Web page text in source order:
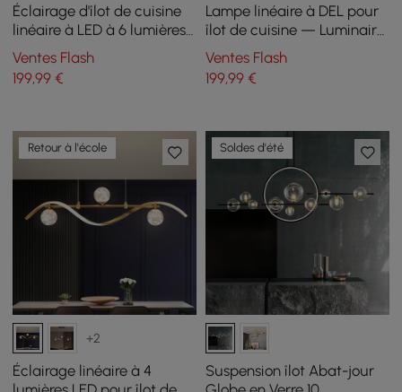
Éclairage d'îlot de cuisine
linéaire à LED à 6 lumières
en or avec abat-jour en
verre à intensité variable
Ventes Flash
199,99 €
Lampe linéaire à DEL pour
îlot de cuisine — Luminaire
noir à 6 lumières à intensité
variable avec abat-jour en
forme de globe en verre
Ventes Flash
199,99€
Retour à l'école
+2
Éclairage linéaire à 4
Soldes d'été
Suspension îlot Abat-jour